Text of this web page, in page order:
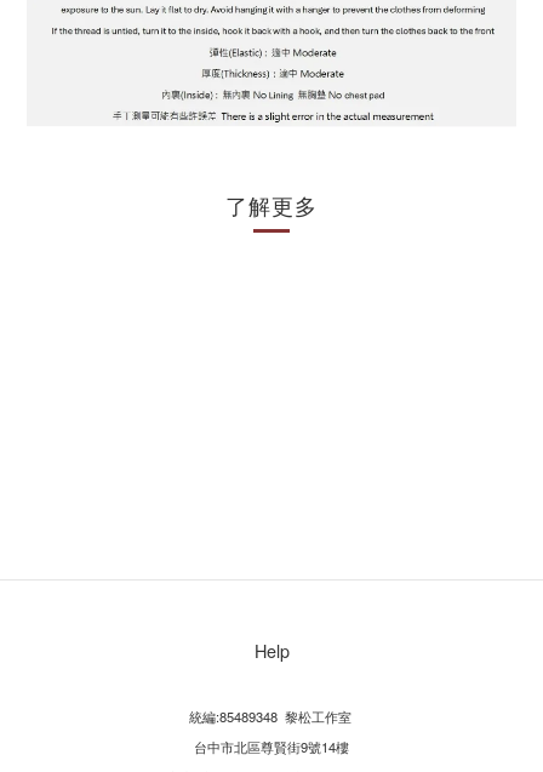
了解更多
Help
統編:85489348 黎松工作室
台中市北區尊賢街9號14樓